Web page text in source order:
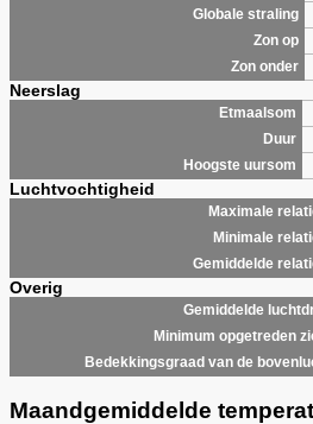
Globale straling
Zon op
Zon onder
Neerslag
Etmaalsom
Duur
Hoogste uursom
Luchtvochtigheid
Maximale
Minimale
Gemiddelde
Overig
Gemiddelde
Minimum opgetreden
Bedekkingsgraad van de
Maandgemiddelde